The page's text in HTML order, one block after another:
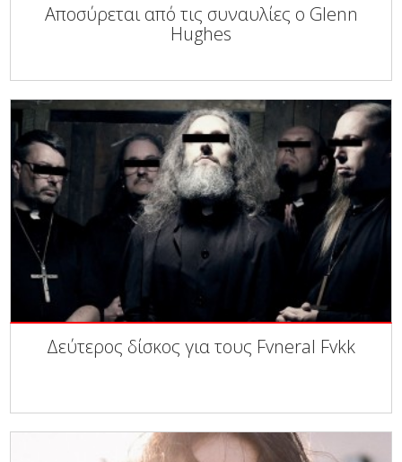
Αποσύρεται από τις συναυλίες ο Glenn
Hughes
Δεύτερος δίσκος για τους Fvneral Fvkk